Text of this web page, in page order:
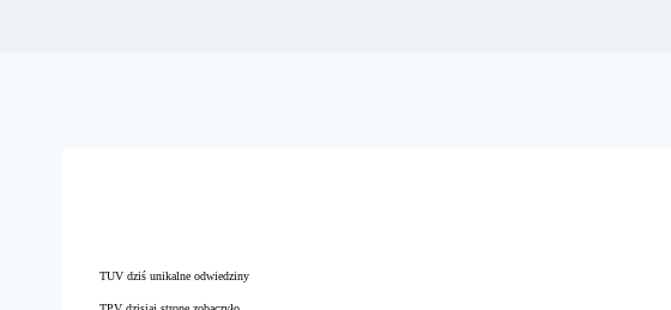
TUV dziś unikalne odwiedziny